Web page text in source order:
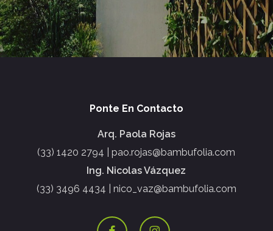
Ponte En Contacto
Arq. Paola Rojas
(33) 1420 2794 | pao.rojas@bambufolia.com
Ing. Nicolas Vázquez
(33) 3496 4434 | nico_vaz@bambufolia.com
facebook instagram